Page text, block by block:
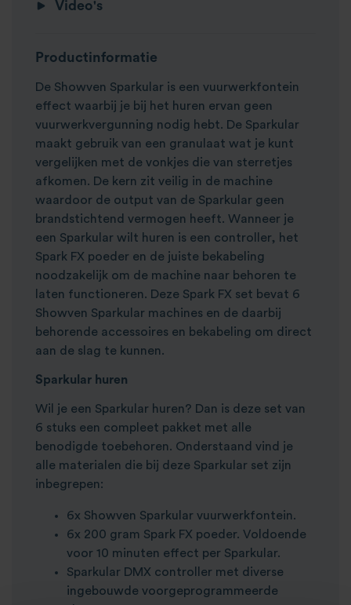
Video's
Productinformatie
De Showven Sparkular is een vuurwerkfontein
effect waarbij je bij het huren ervan geen
vuurwerkvergunning nodig hebt. De Sparkular
maakt gebruik van een granulaat wat je kunt
vergelijken met de vonkjes die van sterretjes
afkomen. De kern zit veilig in de machine
waardoor de output van de Sparkular geen
brandstichtend vermogen heeft. Wanneer je
een Sparkular wilt huren is een controller, het
Spark FX poeder en de juiste bekabeling
noodzakelijk om de machine naar behoren te
laten functioneren. Deze Spark FX set bevat 6
Showven Sparkular machines en de daarbij
behorende accessoires en bekabeling om direct
aan de slag te kunnen.
Sparkular huren
Wil je een Sparkular huren? Dan is deze set van
6 stuks een compleet pakket met alle
benodigde toebehoren. Onderstaand vind je
alle materialen die bij deze Sparkular set zijn
inbegrepen:
6x Showven Sparkular vuurwerkfontein.
6x 200 gram Spark FX poeder. Voldoende
voor 10 minuten effect per Sparkular.
Sparkular DMX controller met diverse
ingebouwde voorgeprogrammeerde